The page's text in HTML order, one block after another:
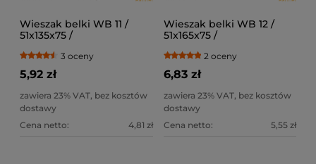
Wieszak belki WB 11 /
51x135x75 /
3 oceny
5,92 zł
zawiera 23% VAT, bez kosztów
dostawy
Cena netto:
4,81 zł
Wieszak belki WB 12 /
51x165x75 /
2 oceny
6,83 zł
zawiera 23% VAT, bez kosztów
dostawy
Cena netto:
5,55 zł